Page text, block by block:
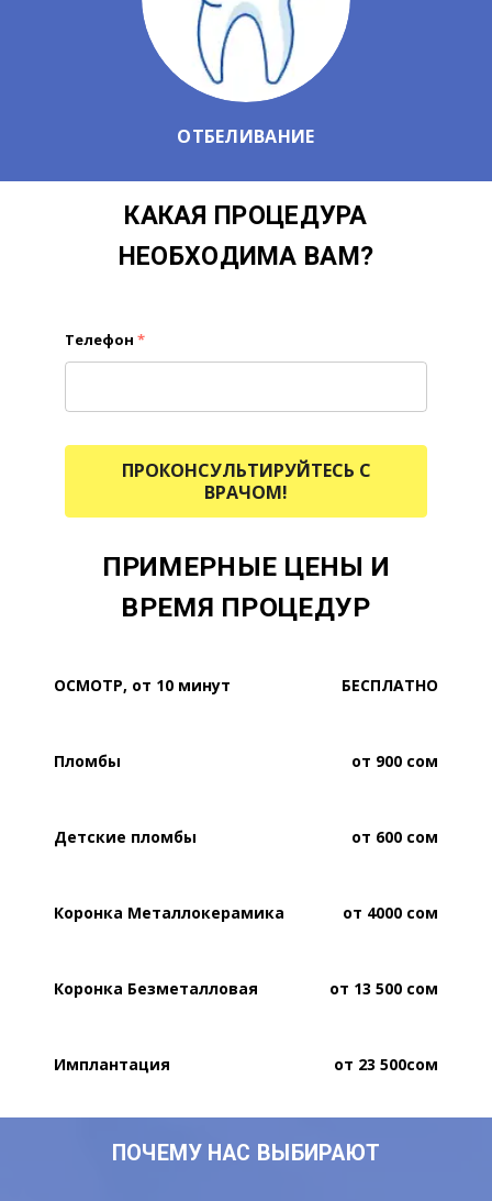
ОТБЕЛИВАНИЕ
КАКАЯ ПРОЦЕДУРА
НЕОБХОДИМА ВАМ?
Телефон *
ПРОКОНСУЛЬТИРУЙТЕСЬ С
ВРАЧОМ!
ПРИМЕРНЫЕ ЦЕНЫ И
ВРЕМЯ ПРОЦЕДУР
ОСМОТР, от 10 минут БЕСПЛАТНО
Пломбы от 900 сом
Детские пломбы от 600 сом
Коронка Металлокерамика от 4000 сом
Коронка Безметалловая от 13 500 сом
Имплантация от 23 500сом
ПОЧЕМУ НАС ВЫБИРАЮТ